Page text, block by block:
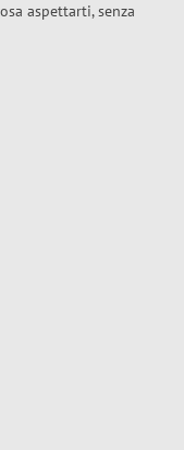
aspettarti, senza